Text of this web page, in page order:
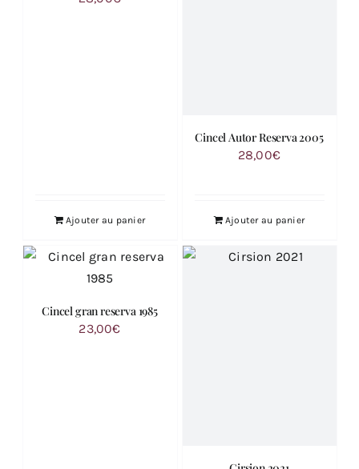
Ajouter au panier
Cincel Autor Reserva 2005
28,00€
Ajouter au panier
Cincel gran reserva 1985
23,00€